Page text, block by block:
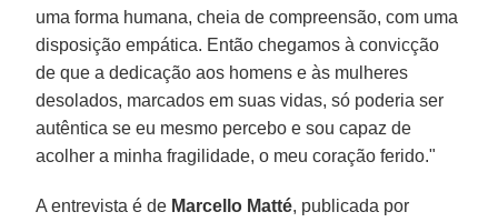
uma forma humana, cheia de compreensão, com uma
disposição empática. Então chegamos à convicção
de que a dedicação aos homens e às mulheres
desolados, marcados em suas vidas, só poderia ser
autêntica se eu mesmo percebo e sou capaz de
acolher a minha fragilidade, o meu coração ferido."
A entrevista é de Marcello Matté, publicada por